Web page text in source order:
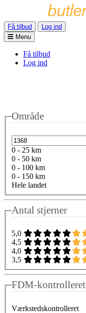
Få tilbud
Log ind
Menu
Få tilbud
Log ind
Område
0 - 25 km
0 - 50 km
0 - 100 km
0 - 150 km
Hele landet
Antal stjerner
5,0
4,5
4,0
3,5
FDM-kontrolleret
Værkstedskontrolleret